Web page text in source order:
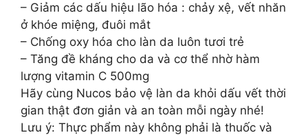
– Giảm các dấu hiệu lão hóa : chảy xệ, vết nhăn
ở khóe miệng, đuôi mắt
– Chống oxy hóa cho làn da luôn tươi trẻ
– Tăng đề kháng cho da và cơ thể nhờ hàm
lượng vitamin C 500mg
Hãy cùng Nucos bảo vệ làn da khỏi dấu vết thời
gian thật đơn giản và an toàn mỗi ngày nhé!
Lưu ý: Thực phẩm này không phải là thuốc và